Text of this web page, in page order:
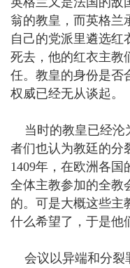
翁的教皇，而英格兰
自己的党派里遴选红
死去，他的红衣主教
任。教皇的身份是否
权威已经无从谈起。
当时的教皇已经沦
者们也认为教廷的分
1409年，在欧洲各
全体主教参加的全教
的。可是大概这些主
什么希望了，于是他
会议以异端和分裂